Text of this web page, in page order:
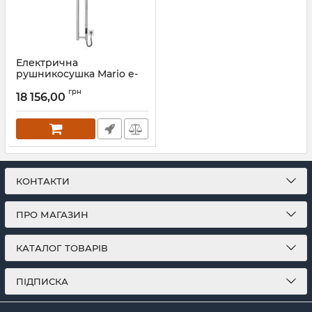
Електрична
рушникосушка Mario e-
K золото сатин
Артикул:2.13.046353.P-GS
18 156,00 грн
КОНТАКТИ
ПРО МАГАЗИН
КАТАЛОГ ТОВАРІВ
ПІДПИСКА